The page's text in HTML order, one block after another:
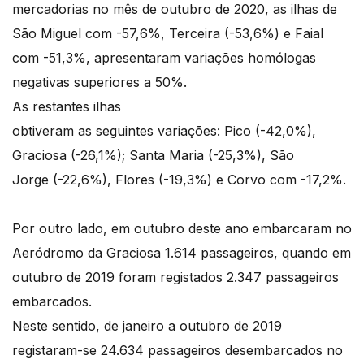
mercadorias no mês de outubro de 2020, as ilhas de
São Miguel com -57,6%, Terceira (-53,6%) e Faial
com -51,3%, apresentaram variações homólogas
negativas superiores a 50%.
As restantes ilhas
obtiveram as seguintes variações: Pico (-42,0%),
Graciosa (-26,1%); Santa Maria (-25,3%), São
Jorge (-22,6%), Flores (-19,3%) e Corvo com -17,2%.
Por outro lado, em outubro deste ano embarcaram no
Aeródromo da Graciosa 1.614 passageiros, quando em
outubro de 2019 foram registados 2.347 passageiros
embarcados.
Neste sentido, de janeiro a outubro de 2019
registaram-se 24.634 passageiros desembarcados no